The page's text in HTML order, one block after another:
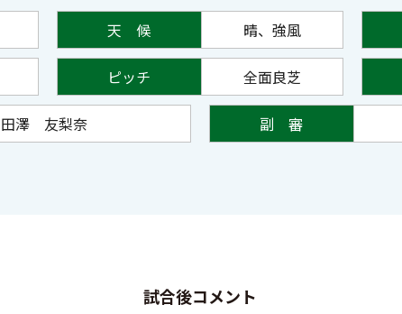
天 候 晴、強風
ピッチ 全面良芝
田澤 友梨奈 副 審
試合後コメント